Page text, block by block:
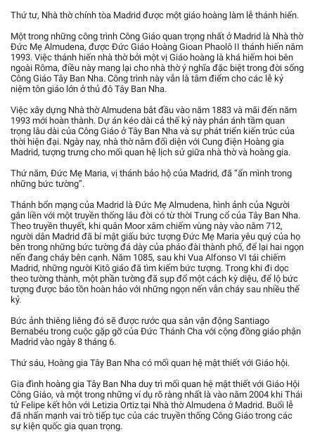
Thứ tư, Nhà thờ chính tòa Madrid được một giáo hoàng làm lễ thánh hiến.
Một trong những công trình Công Giáo quan trọng nhất ở Madrid là Nhà thờ
Đức Mẹ Almudena, được Đức Giáo Hoàng Gioan Phaolô II thánh hiến năm
1993. Việc thánh hiến nhà thờ bởi một vị Giáo hoàng là khá hiếm hoi bên
ngoài Rôma, điều này mang lại cho nhà thờ ý nghĩa đặc biệt trong đời sống
Công Giáo Tây Ban Nha. Công trình này vẫn là tâm điểm cho các lễ kỷ
niệm tôn giáo lớn ở thủ đô Tây Ban Nha.
Việc xây dựng Nhà thờ Almudena bắt đầu vào năm 1883 và mãi đến năm
1993 mới hoàn thành. Dự án kéo dài cả thế kỷ này phản ánh tầm quan
trọng lâu dài của Công Giáo ở Tây Ban Nha và sự phát triển kiến trúc của
thời hiện đại. Ngày nay, nhà thờ nằm đối diện với Cung điện Hoàng gia
Madrid, tượng trưng cho mối quan hệ lịch sử giữa nhà thờ và hoàng gia.
Thứ năm, Đức Mẹ Maria, vị thánh bảo hộ của Madrid, đã “ẩn mình trong
những bức tường”.
Thánh bổn mạng của Madrid là Đức Mẹ Almudena, hình ảnh của Người
gắn liền với một truyền thống lâu đời có từ thời Trung cổ của Tây Ban Nha.
Theo truyền thuyết, khi quân Moor xâm chiếm vùng này vào năm 712,
người dân Madrid đã bí mật giấu bức tượng Đức Mẹ Maria yêu quý của họ
bên trong những bức tường đá dày của pháo đài thành phố, để lại hai ngọn
nến đang cháy bên cạnh. Năm 1085, sau khi Vua Alfonso VI tái chiếm
Madrid, những người Kitô giáo đã tìm kiếm bức tượng. Trong khi đi dọc
theo tường thành, một phần tường đã sụp đổ một cách kỳ diệu, để lộ bức
tượng được bảo tồn hoàn hảo với những ngọn nến vẫn cháy sau nhiều thế
kỷ.
Bức ảnh thiêng liêng đó sẽ được rước qua sân vận động Santiago
Bernabéu trong cuộc gặp gỡ của Đức Thánh Cha với cộng đồng giáo phận
Madrid vào ngày 8 tháng 6.
Thứ sáu, Hoàng gia Tây Ban Nha có mối quan hệ mật thiết với Giáo hội.
Gia đình hoàng gia Tây Ban Nha duy trì mối quan hệ mật thiết với Giáo Hội
Công Giáo, và một trong những ví dụ rõ ràng nhất là vào năm 2004 khi Thái
tử Felipe kết hôn với Letizia Ortiz tại Nhà thờ Almudena ở Madrid. Buổi lễ
đã nhấn mạnh vai trò tiếp tục của các truyền thống Công Giáo trong các
sự kiện quốc gia quan trọng.